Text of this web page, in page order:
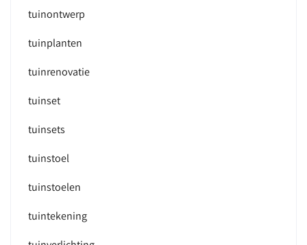
tuinontwerp
tuinplanten
tuinrenovatie
tuinset
tuinsets
tuinstoel
tuinstoelen
tuintekening